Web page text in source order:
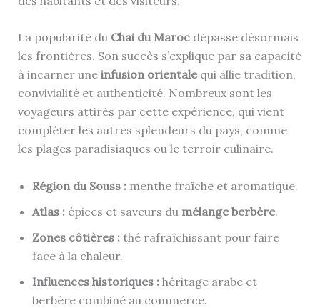
La popularité du Chai du Marocdépasse désormais
les frontières. Son succès s’explique par sa capacité
à incarner une infusion orientalequi allie tradition,
convivialité et authenticité. Nombreux sont les
voyageurs attirés par cette expérience, qui vient
compléter les autres splendeurs du pays, comme
les plages paradisiaques ou le terroir culinaire.
Région du Souss :menthe fraîche et aromatique.
Atlas :épices et saveurs du mélange berbère.
Zones côtières :thé rafraîchissant pour faire
face à la chaleur.
Influences historiques :héritage arabe et
berbère combiné au commerce.